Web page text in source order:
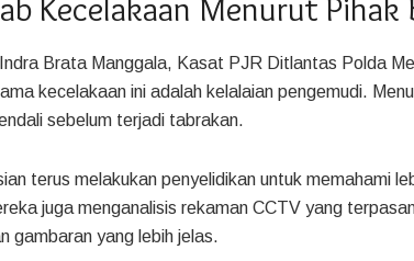
Kecelakaan Menurut Pihak
Brata Manggala, Kasat PJR Ditlantas Polda
kecelakaan ini adalah kelalaian pengemudi.
sebelum terjadi tabrakan.
terus melakukan penyelidikan untuk memahami
juga menganalisis rekaman CCTV yang
gambaran yang lebih jelas.